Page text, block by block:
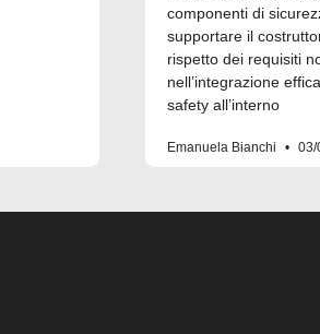
componenti di
supportare il
rispetto dei requisiti
nell’integrazione
safety all’interno
Emanuela Bianchi 03/